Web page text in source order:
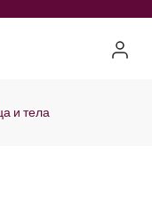
и тела